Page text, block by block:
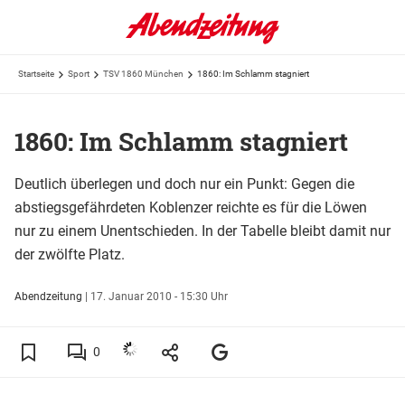
Startseite Sport TSV 1860 München 1860: Im Schlamm stagniert
1860: Im Schlamm stagniert
Deutlich überlegen und doch nur ein Punkt: Gegen die
abstiegsgefährdeten Koblenzer reichte es für die Löwen
nur zu einem Unentschieden. In der Tabelle bleibt damit nur
der zwölfte Platz.
Abendzeitung | 17. Januar 2010 - 15:30 Uhr
0